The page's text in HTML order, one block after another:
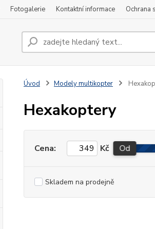
Fotogalerie Kontaktní informace Ochrana
Úvod Modely multikopter
Hexakoptery
Cena: Kč Od
Skladem na prodejně